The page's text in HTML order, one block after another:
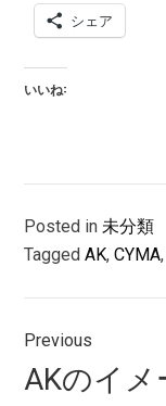
シェア
いいね:
Posted in 未分類
TaggedAK,CYMA
投
稿
Previous
Previous
post:
AKのイメ